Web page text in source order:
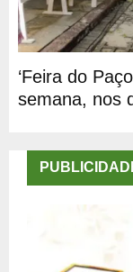
‘Feira do
semana, nos